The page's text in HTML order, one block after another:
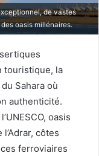
de vastes
oasis millénaires.
touristique, la
Sahara où
authenticité.
oasis
côtes
ferroviaires